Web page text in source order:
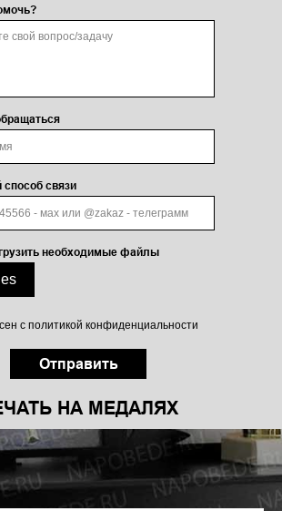
связи
необходимые файлы
с политикой конфиденциальности
Отправить
НА МЕДАЛЯХ